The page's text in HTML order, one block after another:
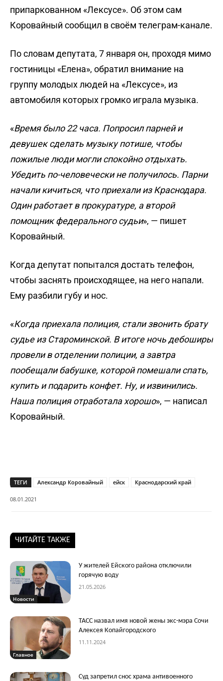
припаркованном «Лексусе». Об этом сам
Коровайный сообщил в своём телеграм-канале.
По словам депутата, 7 января он, проходя мимо
гостиницы «Елена», обратил внимание на
группу молодых людей на «Лексусе», из
автомобиля которых громко играла музыка.
«Время было 22 часа. Попросил парней и
девушек сделать музыку потише, чтобы
пожилые люди могли спокойно отдыхать.
Убедить по-человечески не получилось. Парни
начали кичиться, что приехали из Краснодара.
Один работает в прокуратуре, а второй
помощник федерального судьи», — пишет
Коровайный.
Когда депутат попытался достать телефон,
чтобы заснять происходящее, на него напали.
Ему разбили губу и нос.
«Когда приехала полиция, стали звонить брату
судье из Староминской. В итоге ночь дебоширы
провели в отделении полиции, а завтра
пообещали бабушке, которой помешали спать,
купить и подарить конфет. Ну, и извинились.
Наша полиция отработала хорошо», — написал
Коровайный.
ТЕГИ Александр Коровайный ейск Краснодарский край
08.01.2021
ЧИТАЙТЕ ТАКЖЕ
Новости
У жителей Ейского района отключили
горячую воду
21.05.2026
Главное
ТАСС назвал имя новой жены экс-мэра Сочи
Алексея Копайгородского
11.11.2024
Суд запретил снос храма антивоенного